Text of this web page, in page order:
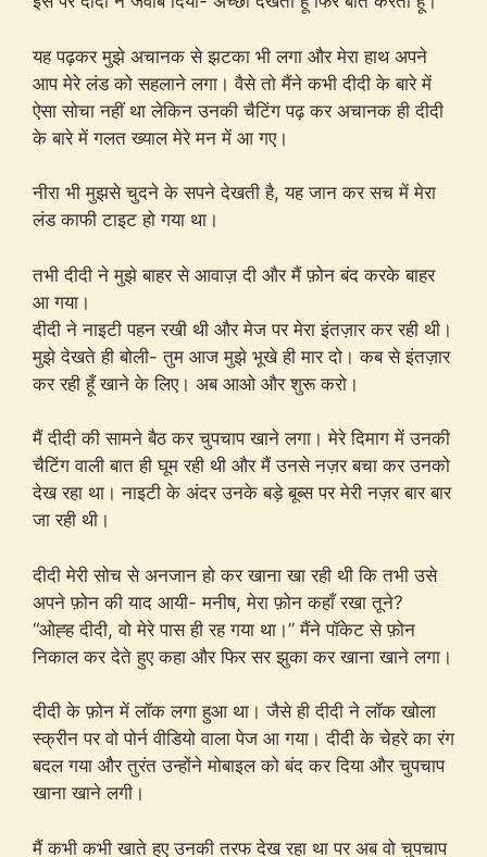
यह पढ़कर मुझे अचानक से झटका भी लगा और मेरा हाथ अपने
आप मेरे लंड को सहलाने लगा। वैसे तो मैंने कभी दीदी के बारे में
ऐसा सोचा नहीं था लेकिन उनकी चैटिंग पढ़ कर अचानक ही दीदी
के बारे में गलत ख्याल मेरे मन में आ गए।
नीरा भी मुझसे चुदने के सपने देखती है, यह जान कर सच में मेरा
लंड काफी टाइट हो गया था।
तभी दीदी ने मुझे बाहर से आवाज़ दी और मैं फ़ोन बंद करके बाहर
आ गया।
दीदी ने नाइटी पहन रखी थी और मेज पर मेरा इंतज़ार कर रही थी।
मुझे देखते ही बोली- तुम आज मुझे भूखे ही मार दो। कब से इंतज़ार
कर रही हूँ खाने के लिए। अब आओ और शुरू करो।
मैं दीदी की सामने बैठ कर चुपचाप खाने लगा। मेरे दिमाग में उनकी
चैटिंग वाली बात ही घूम रही थी और मैं उनसे नज़र बचा कर उनको
देख रहा था। नाइटी के अंदर उनके बड़े बूब्स पर मेरी नज़र बार बार
जा रही थी।
दीदी मेरी सोच से अनजान हो कर खाना खा रही थी कि तभी उसे
अपने फ़ोन की याद आयी- मनीष, मेरा फ़ोन कहाँ रखा तूने?
“ओह्ह दीदी, वो मेरे पास ही रह गया था।” मैंने पॉकेट से फ़ोन
निकाल कर देते हुए कहा और फिर सर झुका कर खाना खाने लगा।
दीदी के फ़ोन में लॉक लगा हुआ था। जैसे ही दीदी ने लॉक खोला
स्क्रीन पर वो पोर्न वीडियो वाला पेज आ गया। दीदी के चेहरे का रंग
बदल गया और तुरंत उन्होंने मोबाइल को बंद कर दिया और चुपचाप
खाना खाने लगी।
मैं कभी कभी खाते हुए उनकी तरफ देख रहा था पर अब वो चुपचाप